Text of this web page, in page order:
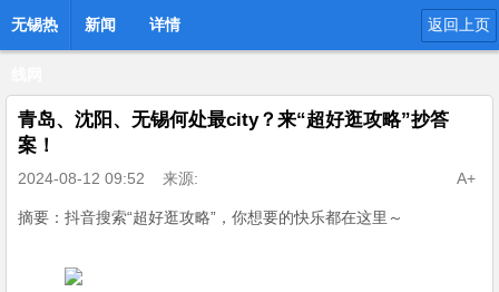
无锡热 新闻 详情 返回上页
青岛、沈阳、无锡何处最city？来“超好逛攻略”抄答
案！
2024-08-12 09:52 来源: A+
摘要：抖音搜索“超好逛攻略”，你想要的快乐都在这里～